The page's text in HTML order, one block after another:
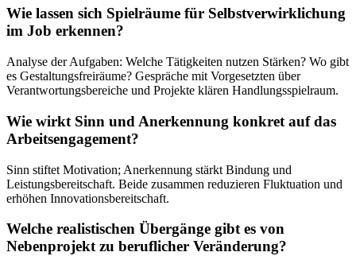
Wie lassen sich Spielräume für Selbstverwirklichung
im Job erkennen?
Analyse der Aufgaben: Welche Tätigkeiten nutzen Stärken? Wo gibt
es Gestaltungsfreiräume? Gespräche mit Vorgesetzten über
Verantwortungsbereiche und Projekte klären Handlungsspielraum.
Wie wirkt Sinn und Anerkennung konkret auf das
Arbeitsengagement?
Sinn stiftet Motivation; Anerkennung stärkt Bindung und
Leistungsbereitschaft. Beide zusammen reduzieren Fluktuation und
erhöhen Innovationsbereitschaft.
Welche realistischen Übergänge gibt es von
Nebenprojekt zu beruflicher Veränderung?